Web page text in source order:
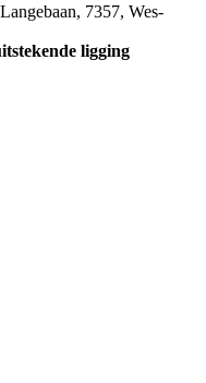
7357, Wes-
ligging